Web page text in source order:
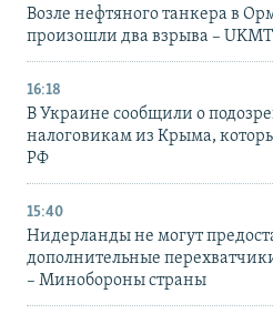
Возле нефтяного танкера в
произошли два взрыва –
16:18
В Украине сообщили о
налоговикам из Крыма,
РФ
15:40
Нидерланды не могут
дополнительные
– Минобороны страны